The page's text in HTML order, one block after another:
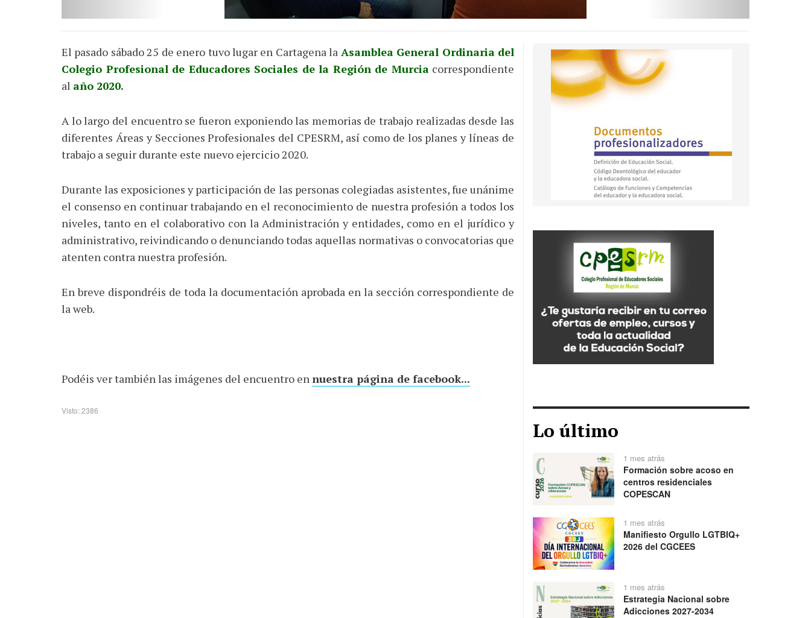
El pasado sábado 25 de enero tuvo lugar en Cartagena la Asamblea General Ordinaria del
Colegio Profesional de Educadores Sociales de la Región de Murciacorrespondiente
al año 2020.
A lo largo del encuentro se fueron exponiendo las memorias de trabajo realizadas desde las
diferentes Áreas y Secciones Profesionales del CPESRM, así como de los planes y líneas de
trabajo a seguir durante este nuevo ejercicio 2020.
Durante las exposiciones y participación de las personas colegiadas asistentes, fue unánime
el consenso en continuar trabajando en el reconocimiento de nuestra profesión a todos los
niveles, tanto en el colaborativo con la Administración y entidades, como en el jurídico y
administrativo, reivindicando o denunciando todas aquellas normativas o convocatorias que
atenten contra nuestra profesión.
En breve dispondréis de toda la documentación aprobada en la sección correspondiente de
la web.
Podéis ver también las imágenes del encuentro ennuestra página de facebook...
Visto: 2386
Lo último
1 mes atrás
Formación sobre acoso en
centros residenciales
COPESCAN
1 mes atrás
Manifiesto Orgullo LGTBIQ+
2026 del CGCEES
1 mes atrás
Estrategia Nacional sobre
Adicciones 2027-2034